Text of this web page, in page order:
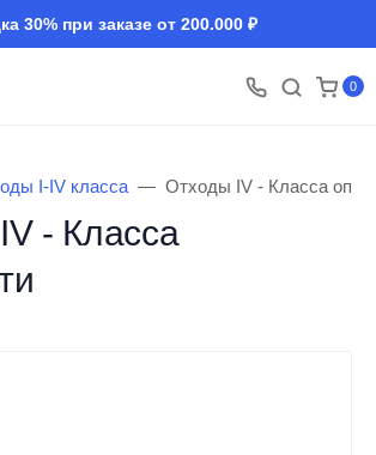
30% при заказе от 200.000 ₽
0
I-IV класса Отходы IV - Класса
- Класса